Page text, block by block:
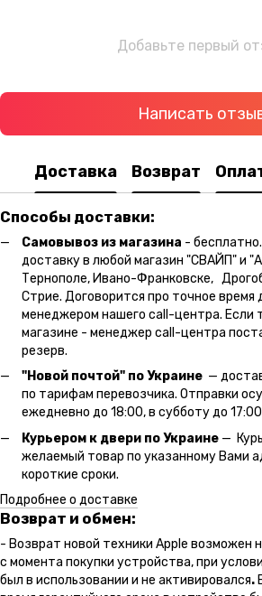
Добавьте первый
Написать
Доставка Возврат
Способы доставки:
Самовывоз из магазина -
доставку в любой магазин "СВАЙП" и
Тернополе, Ивано-Франковске,
Стрие. Договорится про точное время
менеджером нашего call-центра. Если
магазине - менеджер call-центра
резерв.
"Новой почтой" по Украине —
по тарифам перевозчика. Отправки
ежедневно до 18:00, в субботу до
Курьером к двери по Украине —
желаемый товар по указанному Вами
короткие сроки.
Подробнее о доставке
Возврат и обмен:
- Возврат новой техники Apple возможен
с момента покупки устройства, при
был в использовании и не активировался.